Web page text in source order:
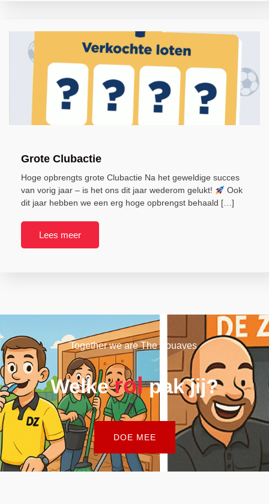
Grote Clubactie
Hoge opbrengts grote Clubactie Na het geweldige succes
van vorig jaar – is het ons dit jaar wederom gelukt!
Ook
dit jaar hebben we een erg hoge opbrengst behaald […]
Lees meer
Together we are The Zouaves
Welkerolpak jij?
DOE MEE